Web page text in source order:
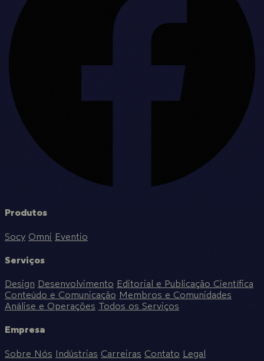
Produtos
Socy Omni Eventio
Serviços
Design Desenvolvimento Editorial e Publicação Científica
Conteúdo e Comunicação Membros e Comunidades
Análise e Operações Todos os Serviços
Empresa
Sobre Nós Indústrias Carreiras Contato Legal